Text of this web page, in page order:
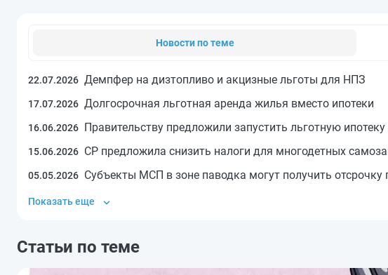
Новости по теме
22.07.2026 Демпфер на дизтопливо и акцизные льготы для НПЗ
17.07.2026 Долгосрочная льготная аренда жилья вместо ипотеки
16.06.2026 Правительству предложили запустить льготную
15.06.2026 СР предложила снизить налоги для многодетных
05.05.2026 Субъекты МСП в зоне паводка могут получить отсрочку
Показать еще
Статьи по теме